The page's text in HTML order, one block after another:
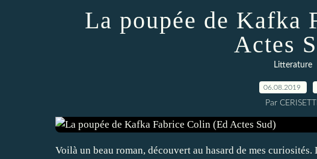
La poupée de Kafka
Actes
Litterature
06.08.2019
Par
Voilà un beau roman, découvert au hasard de mes